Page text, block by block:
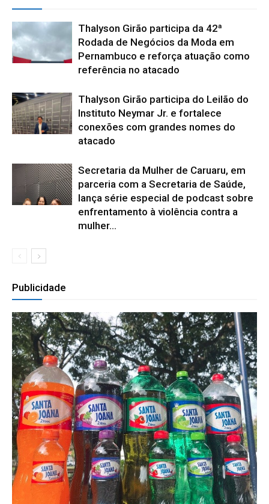
Thalyson Girão participa da 42ª
Rodada de Negócios da Moda em
Pernambuco e reforça atuação como
referência no atacado
Thalyson Girão participa do Leilão do
Instituto Neymar Jr. e fortalece
conexões com grandes nomes do
atacado
Secretaria da Mulher de Caruaru, em
parceria com a Secretaria de Saúde,
lança série especial de podcast sobre
enfrentamento à violência contra a
mulher...
Publicidade